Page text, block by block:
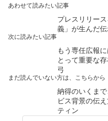
あわせて読みたい記事
プレスリリー
義」が生んだ
次に読みたい記事
もう専任広報
とって重要な
弓
まだ読んでいない方は、こちらから
納得のいくま
ビス背景の伝
ティン